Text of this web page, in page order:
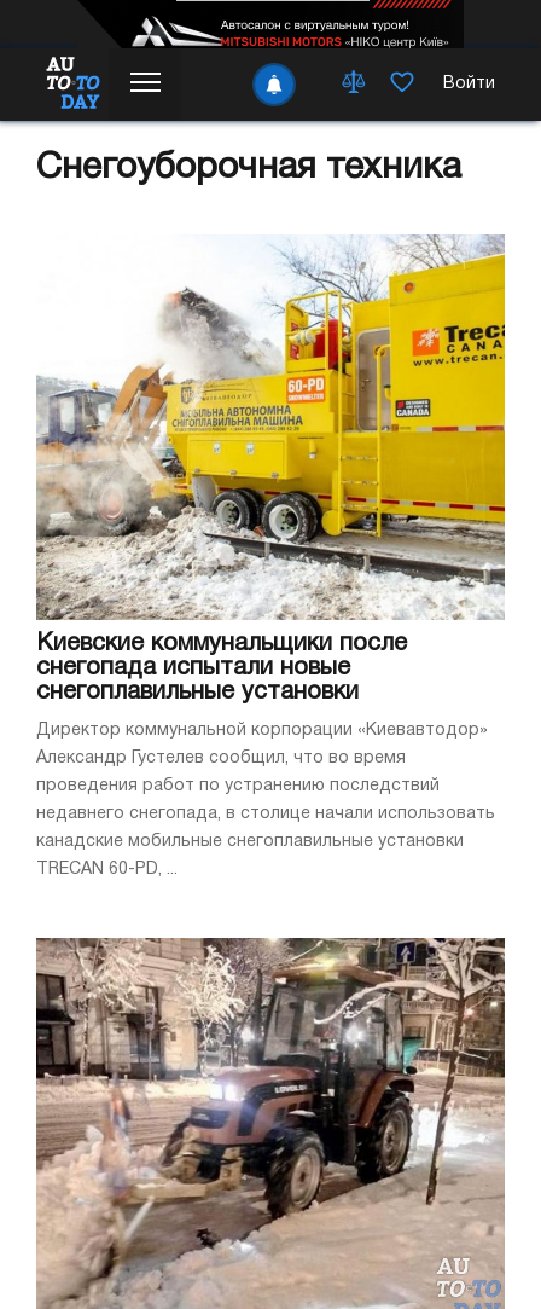
Войти
Снегоуборочная техника
Киевские коммунальщики после
снегопада испытали новые
снегоплавильные установки
Директор коммунальной корпорации «Киевавтодор»
Александр Густелев сообщил, что во время
проведения работ по устранению последствий
недавнего снегопада, в столице начали использовать
канадские мобильные снегоплавильные установки
TRECAN 60-PD, ...